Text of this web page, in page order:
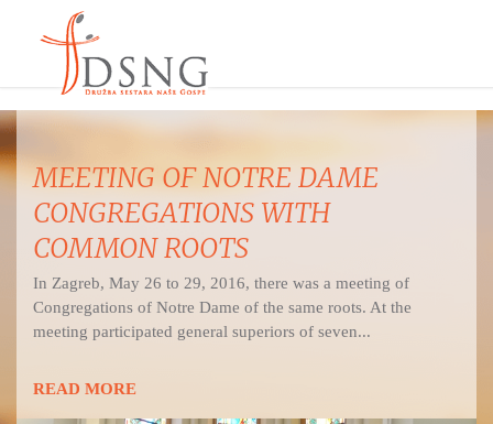
MEETING OF NOTRE DAME
CONGREGATIONS WITH
COMMON ROOTS
In Zagreb, May 26 to 29, 2016, there was a meeting of
Congregations of Notre Dame of the same roots. At the
meeting participated general superiors of seven...
READ MORE